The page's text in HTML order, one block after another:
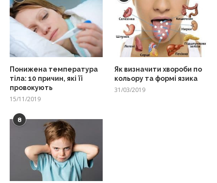
Понижена температура
тіла: 10 причин, які її
провокують
15/11/2019
Як визначити хвороби по
кольору та формі язика
31/03/2019
8